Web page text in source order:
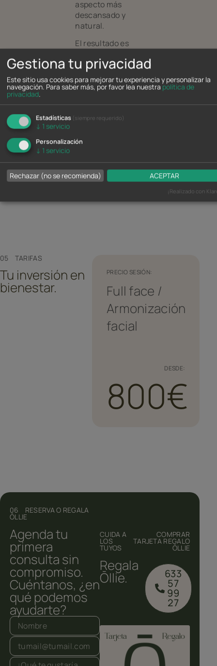
aspecto más
descansado y
natural.
El resultado es
armonización
global del rostro,
manteniendo un
coherente y
adaptado a cada
05 TARIFAS
Tu inversión en
bienestar.
PRECIO SESIÓN:
Full face /
Armonización
facial
DESDE:
800€
06 RESERVA O REGALA
ŌLLIE
Agenda tu
primera
consulta sin
compromiso.
Cuéntanos, ¿en
qué podemos
ayudarte?
CUIDA A
LOS
TUYOS
COMPRAR
TARJETA REGALO
ŌLLIE
Regala
Ōllie. 633
57
99
27
Gestiona tu privacidad
Este sitio usa cookies para mejorar tu experiencia y personalizar la
navegación. Para saber más, por favor lea nuestra política de
privacidad.
Estadísticas (siempre requerido)
↓ 1 servicio
Personalización
↓ 1 servicio
Rechazar (no se recomienda) ACEPTAR
¡Realizado con